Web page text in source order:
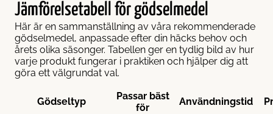
Jämförelsetabell för gödselmedel
Här är en sammanställning av våra rekommenderade
gödselmedel, anpassade efter din häcks behov och
årets olika säsonger. Tabellen ger en tydlig bild av hur
varje produkt fungerar i praktiken och hjälper dig att
göra ett välgrundat val.
Gödseltyp
Passar bäst
för
Användningstid